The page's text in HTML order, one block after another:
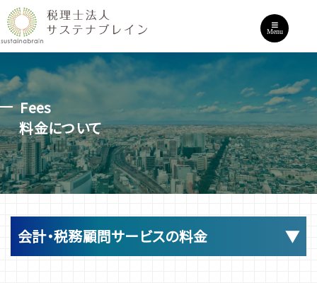
Menu
料金について
Fees
会計・税務顧問サービスの料金